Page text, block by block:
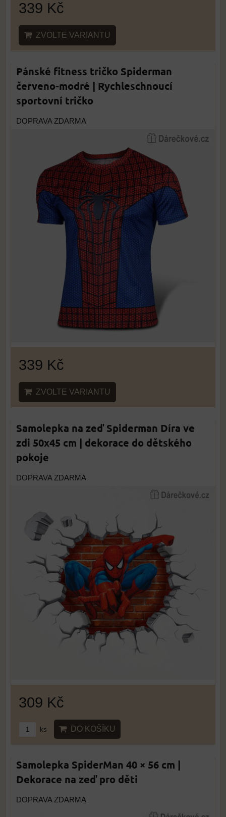
339 Kč
ZVOLTE VARIANTU
Pánské fitness tričko Spiderman
červeno-modré | Rychleschnoucí
sportovní tričko
DOPRAVA ZDARMA
339 Kč
ZVOLTE VARIANTU
Samolepka na zeď Spiderman Díra ve
zdi 50x45 cm | dekorace do dětského
pokoje
DOPRAVA ZDARMA
309 Kč
ks DO KOŠÍKU
Samolepka SpiderMan 40 × 56 cm |
Dekorace na zeď pro děti
DOPRAVA ZDARMA